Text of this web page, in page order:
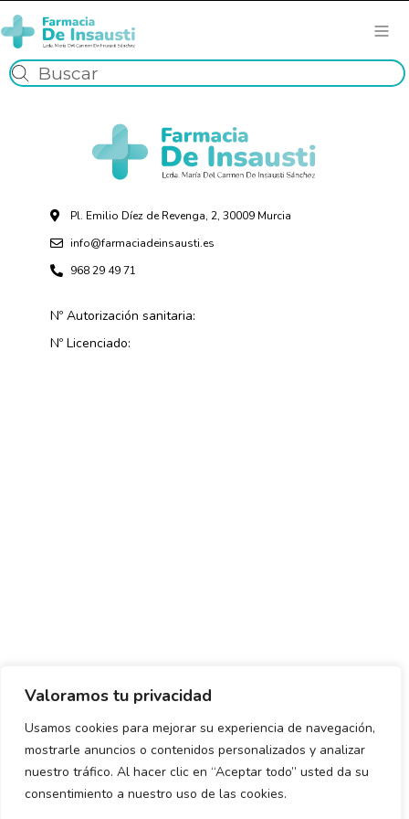
Valoramos tu privacidad
Usamos cookies para mejorar su experiencia de navegación,
mostrarle anuncios o contenidos personalizados y analizar
nuestro tráfico. Al hacer clic en “Aceptar todo” usted da su
consentimiento a nuestro uso de las cookies.
Pl. Emilio Díez de Revenga, 2, 30009 Murcia
info@farmaciadeinsausti.es
968 29 49 71
Nº Autorización sanitaria:
Nº Licenciado:
Política de envío y devoluciones Política de privacidad
Uso de cookies Aviso legal Términos y condiciones